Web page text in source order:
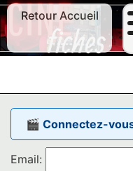
Retour Accueil
🎬 Connectez-
Email: